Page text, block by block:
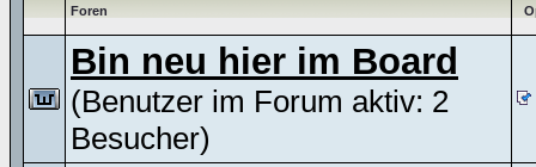
Foren
Bin neu hier im Board
(Benutzer im Forum aktiv: 2
Besucher)